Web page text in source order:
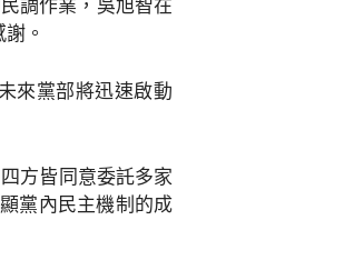
調作業，吳旭智在
。
來黨部將迅速啟動
方皆同意委託多家
黨內民主機制的成